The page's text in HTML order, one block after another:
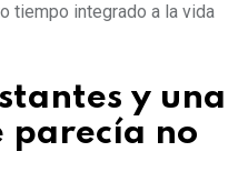
tiempo integrado a la vida
y una
parecía no